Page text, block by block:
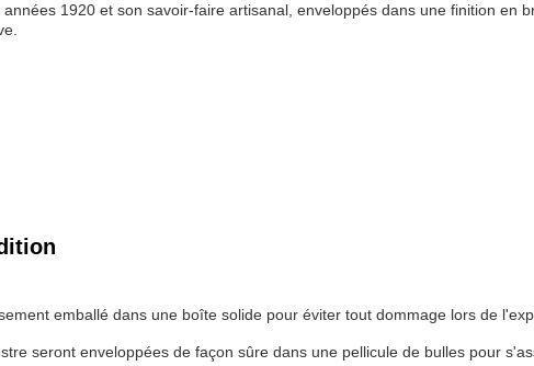
1920 et son savoir-faire artisanal, enveloppés dans une finition en
emballé dans une boîte solide pour éviter tout dommage lors de
seront enveloppées de façon sûre dans une pellicule de bulles pour